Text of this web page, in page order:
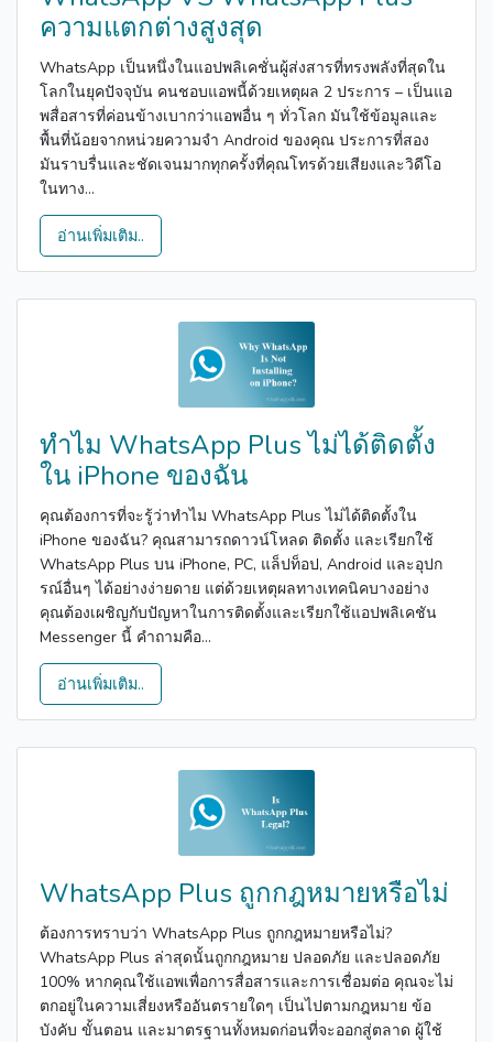
ความแตกต่างสูงสุด
WhatsApp เป็นหนึ่งในแอปพลิเคชั่นผู้ส่งสารที่ทรงพลังที่สุดใน
โลกในยุคปัจจุบัน คนชอบแอพนี้ด้วยเหตุผล 2 ประการ – เป็นแอ
พสื่อสารที่ค่อนข้างเบากว่าแอพอื่น ๆ ทั่วโลก มันใช้ข้อมูลและ
พื้นที่น้อยจากหน่วยความจำ Android ของคุณ ประการที่สอง
มันราบรื่นและชัดเจนมากทุกครั้งที่คุณโทรด้วยเสียงและวิดีโอ
ในทาง...
อ่านเพิ่มเติม..
ทำไม WhatsApp Plus ไม่ได้ติดตั้ง
ใน iPhone ของฉัน
คุณต้องการที่จะรู้ว่าทำไม WhatsApp Plus ไม่ได้ติดตั้งใน
iPhone ของฉัน? คุณสามารถดาวน์โหลด ติดตั้ง และเรียกใช้
WhatsApp Plus บน iPhone, PC, แล็ปท็อป, Android และอุปก
รณ์อื่นๆ ได้อย่างง่ายดาย แต่ด้วยเหตุผลทางเทคนิคบางอย่าง
คุณต้องเผชิญกับปัญหาในการติดตั้งและเรียกใช้แอปพลิเคชัน
Messenger นี้ คำถามคือ...
อ่านเพิ่มเติม..
WhatsApp Plus ถูกกฎหมายหรือไม่
ต้องการทราบว่า WhatsApp Plus ถูกกฎหมายหรือไม่?
WhatsApp Plus ล่าสุดนั้นถูกกฎหมาย ปลอดภัย และปลอดภัย
100% หากคุณใช้แอพเพื่อการสื่อสารและการเชื่อมต่อ คุณจะไม่
ตกอยู่ในความเสี่ยงหรืออันตรายใดๆ เป็นไปตามกฎหมาย ข้อ
บังคับ ขั้นตอน และมาตรฐานทั้งหมดก่อนที่จะออกสู่ตลาด ผู้ใช้